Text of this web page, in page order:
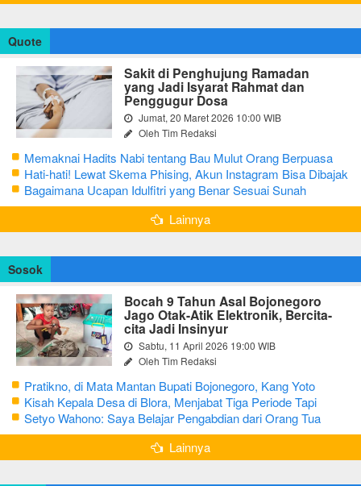
Quote
Sakit di Penghujung Ramadan
yang Jadi Isyarat Rahmat dan
Penggugur Dosa
Jumat, 20 Maret 2026 10:00 WIB
Oleh Tim Redaksi
Memaknai Hadits Nabi tentang Bau Mulut Orang Berpuasa
Secara Bijak Agar Tidak Menggangu
Hati-hati! Lewat Skema Phising, Akun Instagram Bisa Dibajak
Kurang dari 3 Menit
Bagaimana Ucapan Idulfitri yang Benar Sesuai Sunah
Rasulullah
Lainnya
Sosok
Bocah 9 Tahun Asal Bojonegoro
Jago Otak-Atik Elektronik, Bercita-
cita Jadi Insinyur
Sabtu, 11 April 2026 19:00 WIB
Oleh Tim Redaksi
Pratikno, di Mata Mantan Bupati Bojonegoro, Kang Yoto
Kisah Kepala Desa di Blora, Menjabat Tiga Periode Tapi
Masih Hidup Sederhana
Setyo Wahono: Saya Belajar Pengabdian dari Orang Tua
Lainnya